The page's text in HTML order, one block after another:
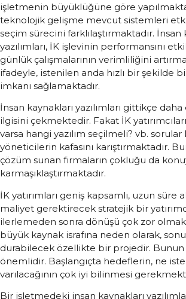
işletmenin büyüklüğüne göre
teknolojik gelişme mevcut sistemleri
seçim sürecini farklılaştırmaktadır. İnsan
yazılımları, İK işlevinin performansını
günlük çalışmalarının verimliliğini
ifadeyle, istenilen anda hızlı bir şekilde
imkanı sağlamaktadır.
İnsan kaynakları yazılımları gittikçe
ilgisini çekmektedir. Fakat İK
varsa hangi yazılım seçilmeli? vb. sorular
yöneticilerin kafasını karıştırmaktadır.
çözüm sunan firmaların çokluğu da
karmaşıklaştırmaktadır.
İK yatırımları geniş kapsamlı, uzun süre
maliyet gerektirecek stratejik bir
ilerlemeden sonra dönüşü çok zor
büyük kaynak israfına neden olarak,
durabilecek özellikte bir projedir. Bunun
önemlidir. Başlangıçta hedeflerin, ne
varılacağının çok iyi bilinmesi
Bir işletmedeki insan kaynakları